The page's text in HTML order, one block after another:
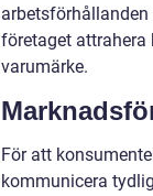
företaget attrahera
varumärke.
För att
kommunicera